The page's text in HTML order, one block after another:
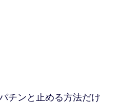
チンと止める方法だけ